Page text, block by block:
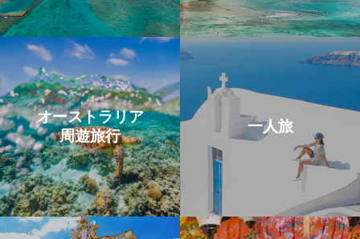
オーストラリア
周遊旅行
一人旅